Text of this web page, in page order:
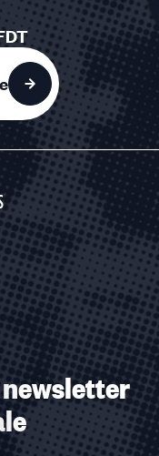
le
newsletter